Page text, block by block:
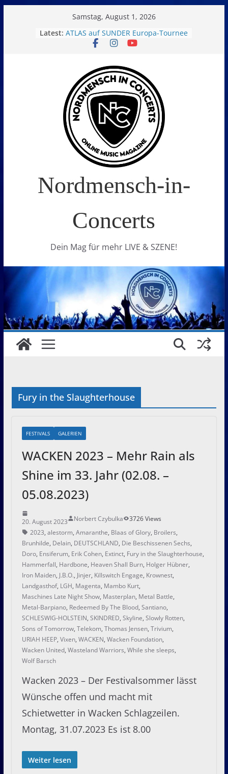
Samstag, August 1, 2026
Latest: ATLAS auf SUNDER Europa-Tournee
Oelde Open Air 2026
Metal und Camping in
Freißenbüttel (Ausverkauft!)
FEED THE SICKNESS im Interview
I Prevail – Violent Nature Europe
Tour
Nordmensch-in-
Concerts
Dein Mag für mehr LIVE & SZENE!
Fury in the Slaughterhouse
FESTIVALS GALERIEN
WACKEN 2023 – Mehr Rain als
Shine im 33. Jahr (02.08. –
05.08.2023)
20. August 2023 Norbert Czybulka
3726 Views
2023, alestorm, Amaranthe, Blaas of Glory, Broilers,
Brunhilde, Delain, DEUTSCHLAND, Die Beschissenen Sechs,
Doro, Ensiferum, Erik Cohen, Extinct, Fury in the Slaughterhouse,
Hammerfall, Hardbone, Heaven Shall Burn, Holger Hübner,
Iron Maiden, J.B.O., Jinjer, Killswitch Engage, Krownest,
Landgasthof, LGH, Magenta, Mambo Kurt,
Maschines Late Night Show, Masterplan, Metal Battle,
Metal-Barpiano, Redeemed By The Blood, Santiano,
SCHLESWIG-HOLSTEIN, SKINDRED, Skyline, Slowly Rotten,
Sons of Tomorrow, Telekom, Thomas Jensen, Trivium,
URIAH HEEP, Vixen, WACKEN, Wacken Foundation,
Wacken United, Wasteland Warriors, While she sleeps,
Wolf Barsch
Wacken 2023 – Der Festivalsommer lässt
Wünsche offen und macht mit
Schietwetter in Wacken Schlagzeilen.
Montag, 31.07.2023 Es ist 8.00
Weiter lesen